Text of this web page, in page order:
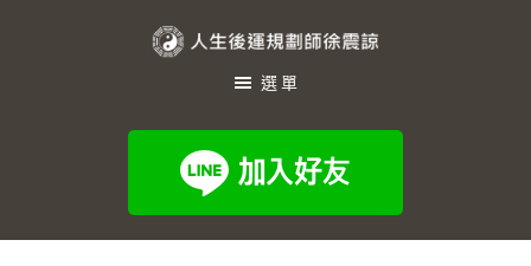
規
選單